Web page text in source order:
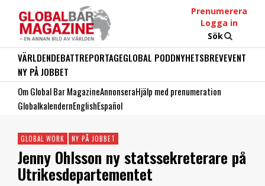
Prenumerera
Logga in
Sök
VÄRLDENDEBATTREPORTAGEGLOBAL PODDNYHETSBREVEVENT
NY PÅ JOBBET
Om Global Bar MagazineAnnonseraHjälp med prenumeration
GlobalkalendernEnglishEspañol
GLOBAL WORK NY PÅ JOBBET
Jenny Ohlsson ny statssekreterare på
Utrikesdepartementet